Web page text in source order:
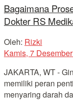
Bagaimana
Dokter RS
Oleh: Rizki
Kamis, 7
JAKARTA, WT -
memiliki peran
menyaring darah